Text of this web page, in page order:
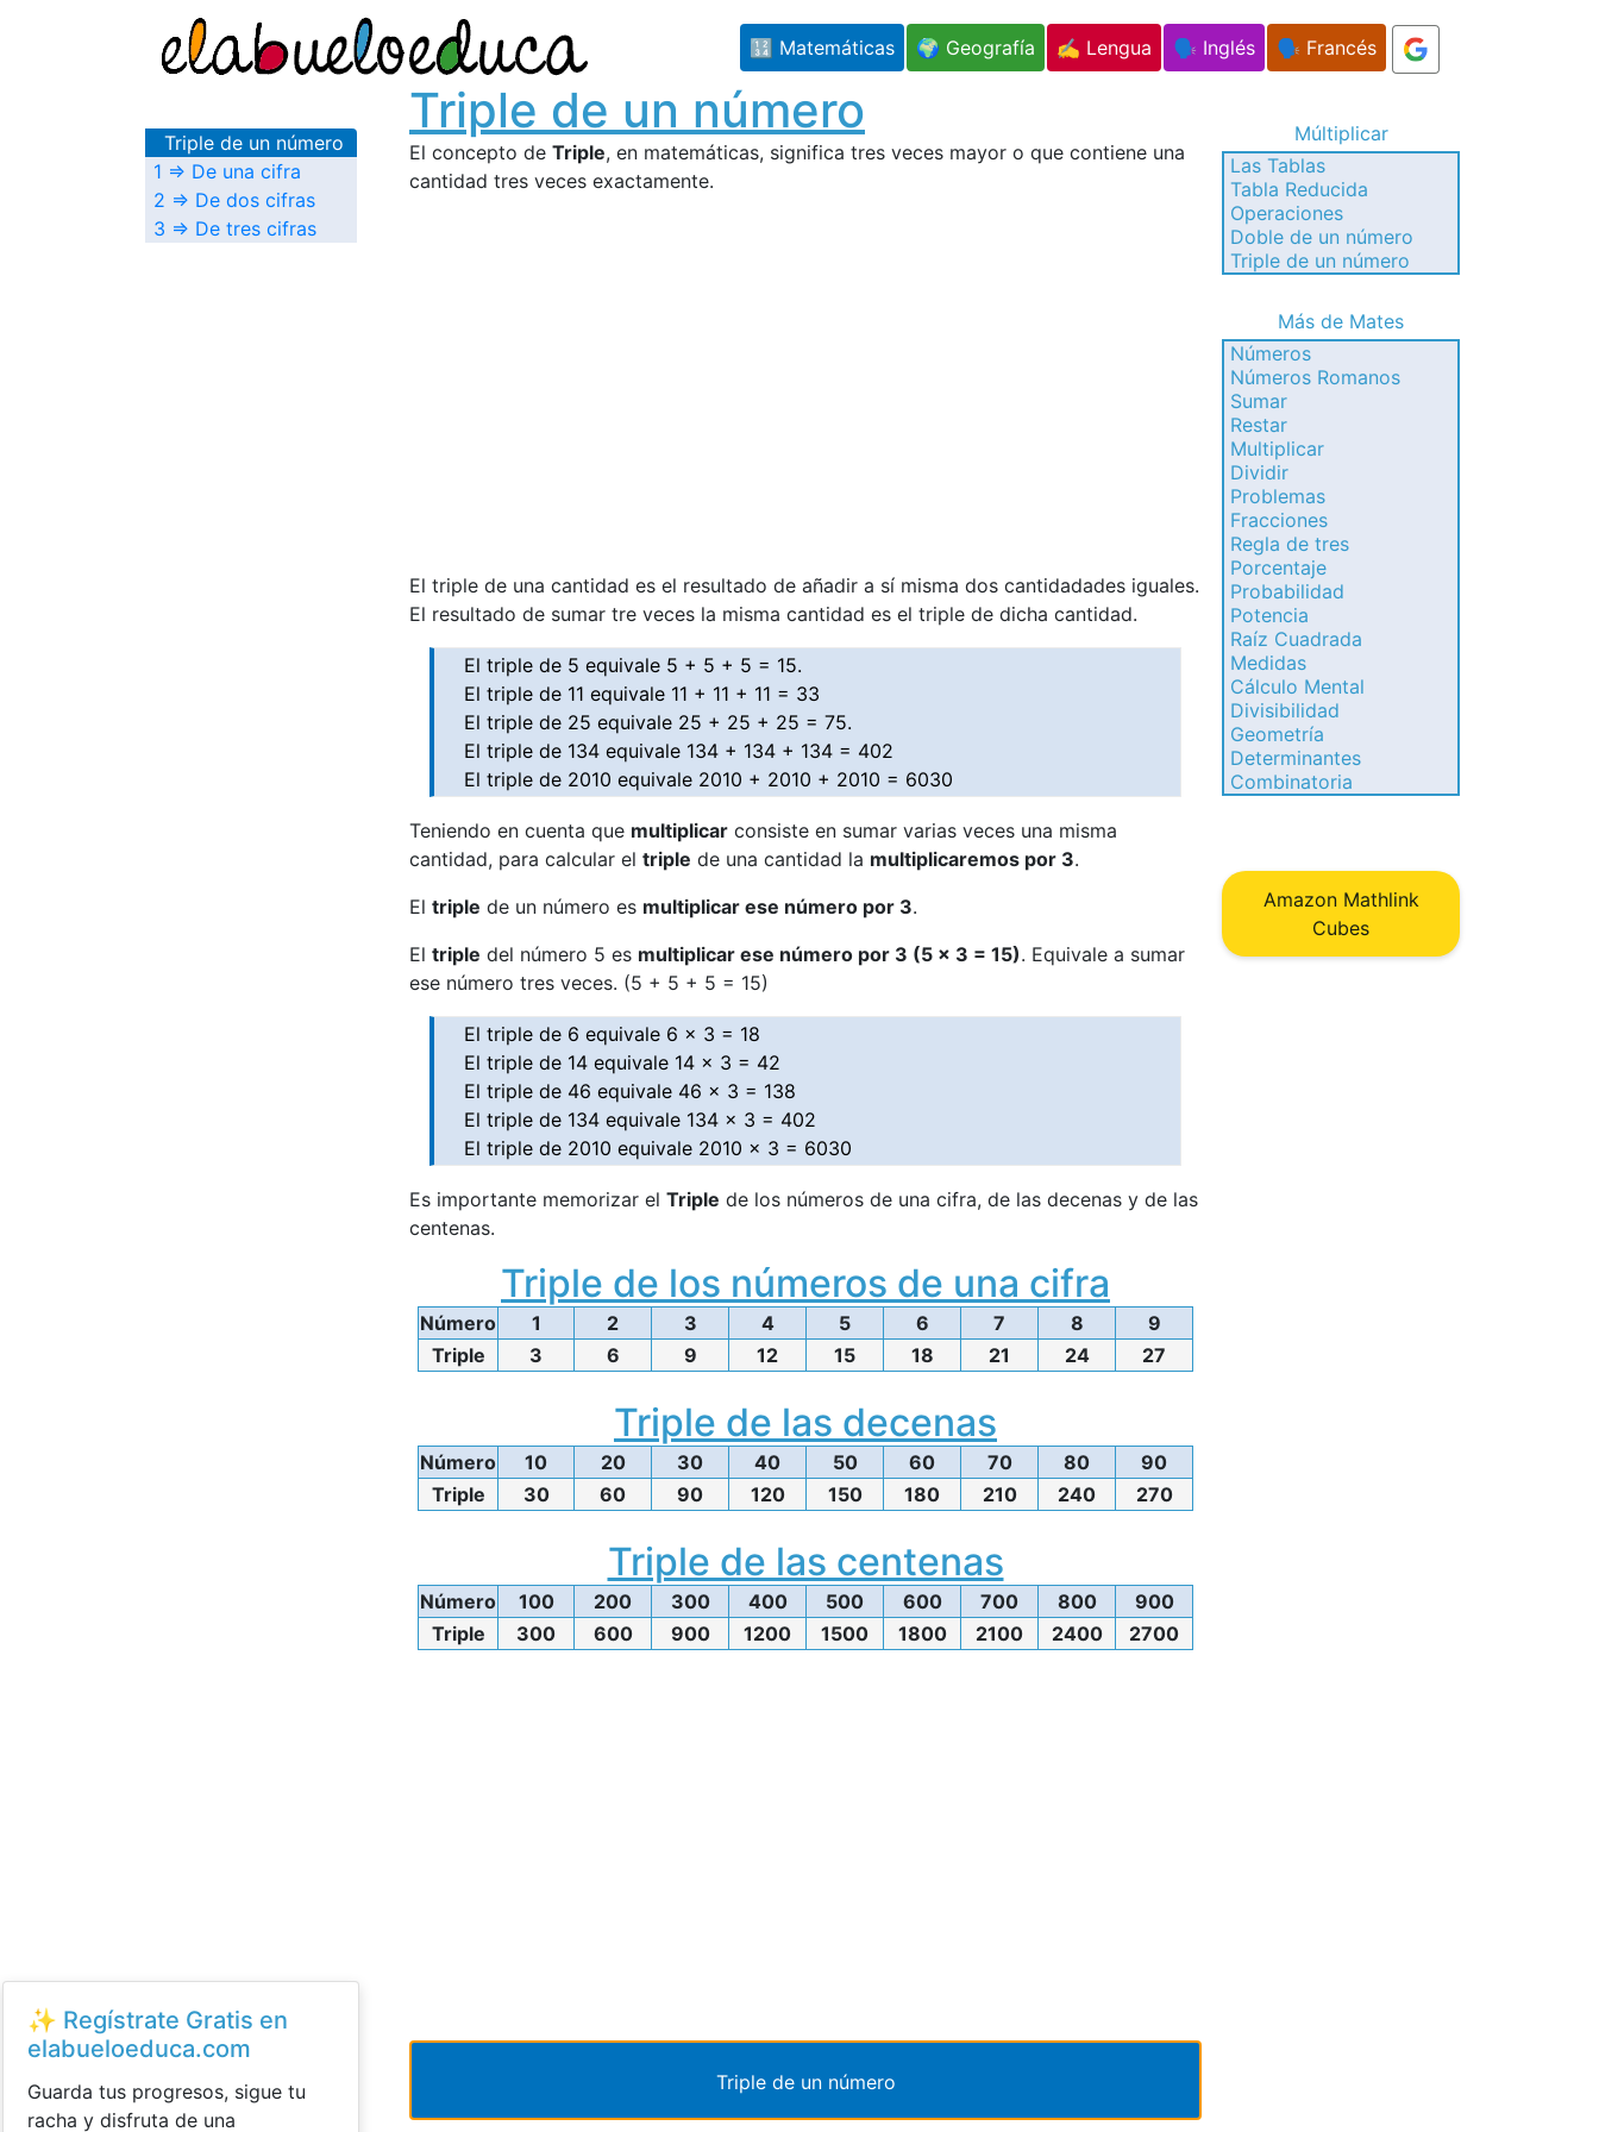
🔢 Matemáticas 🌍 Geografía ✍️ Lengua 🗣️ Inglés 🗣️ Francés
Triple de un número
El concepto de Triple, en matemáticas, significa tres veces mayor o que contiene una
cantidad tres veces exactamente.
El triple de una cantidad es el resultado de añadir a sí misma dos cantidadades iguales.
El resultado de sumar tre veces la misma cantidad es el triple de dicha cantidad.
El triple de 5 equivale 5 + 5 + 5 = 15.
El triple de 11 equivale 11 + 11 + 11 = 33
El triple de 25 equivale 25 + 25 + 25 = 75.
El triple de 134 equivale 134 + 134 + 134 = 402
El triple de 2010 equivale 2010 + 2010 + 2010 = 6030
Teniendo en cuenta que multiplicar consiste en sumar varias veces una misma
cantidad, para calcular el triple de una cantidad la multiplicaremos por 3.
El triple de un número es multiplicar ese número por 3.
El triple del número 5 es multiplicar ese número por 3 (5 x 3 = 15). Equivale a sumar
ese número tres veces. (5 + 5 + 5 = 15)
El triple de 6 equivale 6 x 3 = 18
El triple de 14 equivale 14 x 3 = 42
El triple de 46 equivale 46 x 3 = 138
El triple de 134 equivale 134 x 3 = 402
El triple de 2010 equivale 2010 x 3 = 6030
Es importante memorizar el Triple de los números de una cifra, de las decenas y de las
centenas.
Triple de los números de una cifra
Número 1 2 3 4 5 6 7 8
9
Triple
3 6 9 12 15 18 21 24 27
Triple de las decenas
Número 10 20 30 40 50 60 70 80
90
Triple
30 60 90 120 150 180 210 240 270
Triple de las centenas
Número 100 200 300 400 500 600 700 800
900
Triple
300 600 900 1200 1500 1800 2100 2400 2700
Triple de un número
Triple de un número
1 ⇒ De una cifra
2 ⇒ De dos cifras
3 ⇒ De tres cifras
Múltiplicar
Las Tablas
Tabla Reducida
Operaciones
Doble de un número
Triple de un número
Más de Mates
Números
Números Romanos
Sumar
Restar
Multiplicar
Dividir
Problemas
Fracciones
Regla de tres
Porcentaje
Probabilidad
Potencia
Raíz Cuadrada
Medidas
Cálculo Mental
Divisibilidad
Geometría
Determinantes
Combinatoria
Amazon Mathlink
Cubes
✨ Regístrate Gratis en
elabueloeduca.com
Guarda tus progresos, sigue tu
racha y disfruta de una